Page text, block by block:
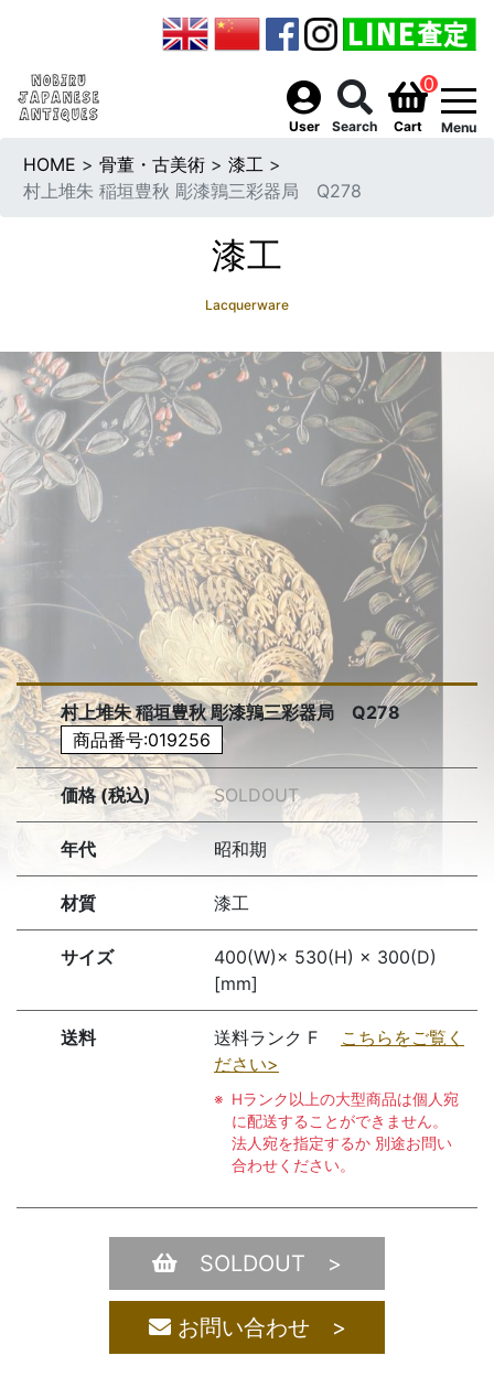
User Search
0
Cart Menu
HOME > 骨董・古美術 > 漆工 >
村上堆朱 稲垣豊秋 彫漆鶉三彩器局 Q278
漆工
Lacquerware
村上堆朱 稲垣豊秋 彫漆鶉三彩器局 Q278
商品番号:019256
価格 (税込) SOLDOUT
年代 昭和期
材質 漆工
サイズ
400(W)× 530(H) × 300(D)
[mm]
送料 送料ランク F こちらをご覧く
ださい>
Hランク以上の大型商品は個人宛
に配送することができません。
法人宛を指定するか 別途お問い
合わせください。
SOLDOUT >
お問い合わせ >